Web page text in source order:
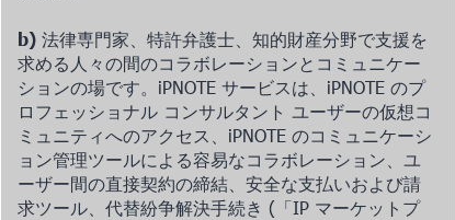
b) 法律専門家、特許弁護士、知的財産分野で支援を
求める人々の間のコラボレーションとコミュニケー
ションの場です。iPNOTE サービスは、iPNOTE のプ
ロフェッショナル コンサルタント ユーザーの仮想コ
ミュニティへのアクセス、iPNOTE のコミュニケーシ
ョン管理ツールによる容易なコラボレーション、ユ
ーザー間の直接契約の締結、安全な支払いおよび請
求ツール、代替紛争解決手続き (「IP マーケットプ